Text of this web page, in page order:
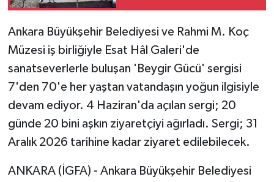
Ankara Büyükşehir Belediyesi ve Rahmi M. Koç
Müzesi iş birliğiyle Esat Hâl Galeri'de
sanatseverlerle buluşan 'Beygir Gücü' sergisi
7'den 70'e her yaştan vatandaşın yoğun ilgisiyle
devam ediyor. 4 Haziran'da açılan sergi; 20
günde 20 bini aşkın ziyaretçiyi ağırladı. Sergi; 31
Aralık 2026 tarihine kadar ziyaret edilebilecek.
ANKARA (İGFA) - Ankara Büyükşehir Belediyesi